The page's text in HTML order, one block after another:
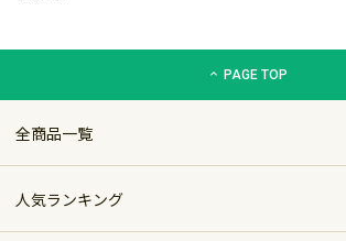
グリーン住宅ポイント交換商品カタログサ
PAGE TOP
全商品一覧
人気ランキング